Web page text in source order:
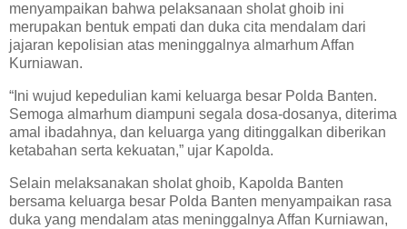
menyampaikan bahwa pelaksanaan sholat ghoib ini
merupakan bentuk empati dan duka cita mendalam dari
jajaran kepolisian atas meninggalnya almarhum Affan
Kurniawan.
“Ini wujud kepedulian kami keluarga besar Polda Banten.
Semoga almarhum diampuni segala dosa-dosanya, diterima
amal ibadahnya, dan keluarga yang ditinggalkan diberikan
ketabahan serta kekuatan,” ujar Kapolda.
Selain melaksanakan sholat ghoib, Kapolda Banten
bersama keluarga besar Polda Banten menyampaikan rasa
duka yang mendalam atas meninggalnya Affan Kurniawan,